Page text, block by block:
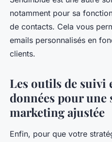
notamment pour sa
de contacts. Cela vous
emails personnalisés en
clients.
Les outils de suivi
données pour une
marketing ajustée
Enfin, pour que votre